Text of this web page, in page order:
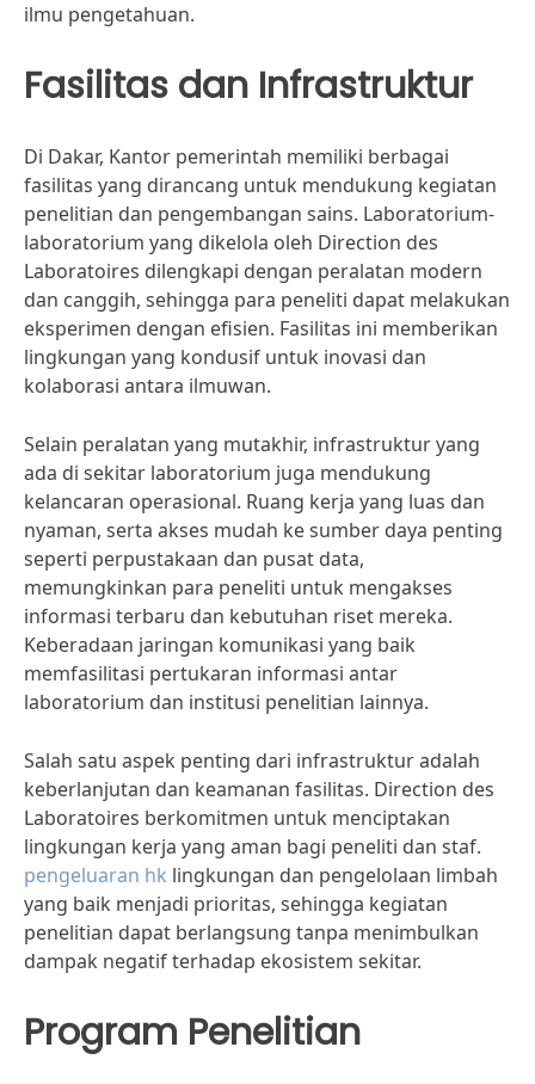
ilmu pengetahuan.
Fasilitas dan Infrastruktur
Di Dakar, Kantor pemerintah memiliki berbagai
fasilitas yang dirancang untuk mendukung kegiatan
penelitian dan pengembangan sains. Laboratorium-
laboratorium yang dikelola oleh Direction des
Laboratoires dilengkapi dengan peralatan modern
dan canggih, sehingga para peneliti dapat melakukan
eksperimen dengan efisien. Fasilitas ini memberikan
lingkungan yang kondusif untuk inovasi dan
kolaborasi antara ilmuwan.
Selain peralatan yang mutakhir, infrastruktur yang
ada di sekitar laboratorium juga mendukung
kelancaran operasional. Ruang kerja yang luas dan
nyaman, serta akses mudah ke sumber daya penting
seperti perpustakaan dan pusat data,
memungkinkan para peneliti untuk mengakses
informasi terbaru dan kebutuhan riset mereka.
Keberadaan jaringan komunikasi yang baik
memfasilitasi pertukaran informasi antar
laboratorium dan institusi penelitian lainnya.
Salah satu aspek penting dari infrastruktur adalah
keberlanjutan dan keamanan fasilitas. Direction des
Laboratoires berkomitmen untuk menciptakan
lingkungan kerja yang aman bagi peneliti dan staf.
pengeluaran hk lingkungan dan pengelolaan limbah
yang baik menjadi prioritas, sehingga kegiatan
penelitian dapat berlangsung tanpa menimbulkan
dampak negatif terhadap ekosistem sekitar.
Program Penelitian